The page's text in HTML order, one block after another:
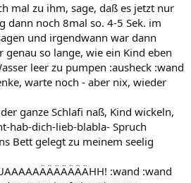
mal zu ihm, sage, daß es jetzt nur
dann noch 8mal so. 4-5 Sek. im
und irgendwann war dann
genau so lange, wie ein Kind eben
leer zu pumpen :ausheck :wand
warte noch - aber nix, wieder
ganze Schlafi naß, Kind wickeln,
hab-dich-lieb-blabla- Spruch
Bett gelegt zu meinem seelig
:wand :wand